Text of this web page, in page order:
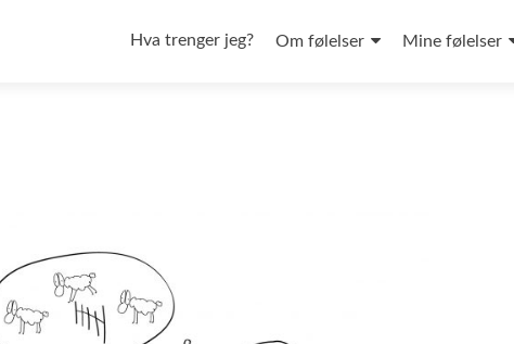
Hva trenger jeg? Om følelser Mine følelser